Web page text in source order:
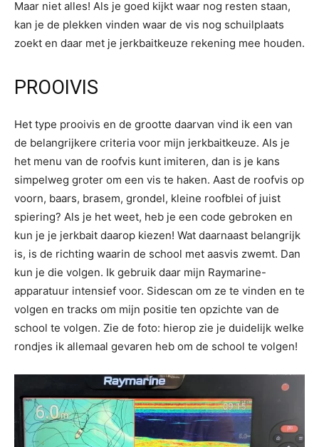
Maar niet alles! Als je goed kijkt waar nog resten staan,
kan je de plekken vinden waar de vis nog schuilplaats
zoekt en daar met je jerkbaitkeuze rekening mee houden.
PROOIVIS
Het type prooivis en de grootte daarvan vind ik een van
de belangrijkere criteria voor mijn jerkbaitkeuze. Als je
het menu van de roofvis kunt imiteren, dan is je kans
simpelweg groter om een vis te haken. Aast de roofvis op
voorn, baars, brasem, grondel, kleine roofblei of juist
spiering? Als je het weet, heb je een code gebroken en
kun je je jerkbait daarop kiezen! Wat daarnaast belangrijk
is, is de richting waarin de school met aasvis zwemt. Dan
kun je die volgen. Ik gebruik daar mijn Raymarine-
apparatuur intensief voor. Sidescan om ze te vinden en te
volgen en tracks om mijn positie ten opzichte van de
school te volgen. Zie de foto: hierop zie je duidelijk welke
rondjes ik allemaal gevaren heb om de school te volgen!